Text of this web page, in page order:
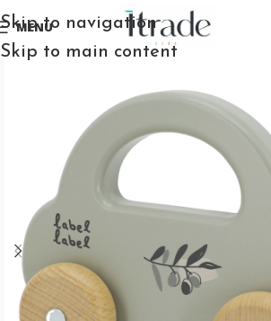
Skip to navigation
Skip to main content
MENU